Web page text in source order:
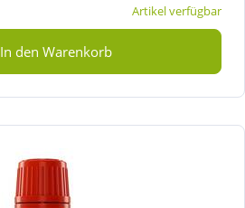
Artikel verfügbar
In den Warenkorb